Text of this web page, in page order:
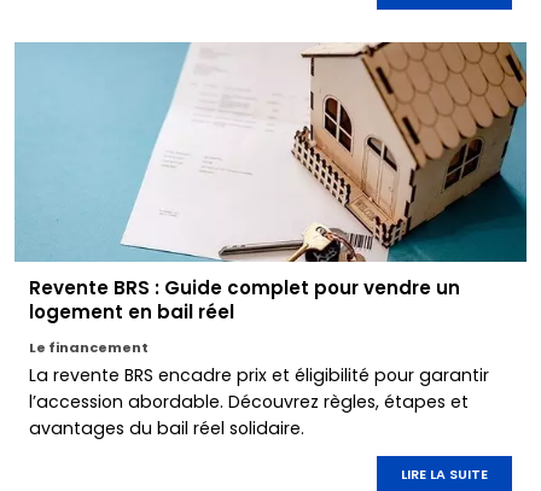
Revente BRS : Guide complet pour vendre un
logement en bail réel
Le financement
La revente BRS encadre prix et éligibilité pour garantir
l’accession abordable. Découvrez règles, étapes et
avantages du bail réel solidaire.
LIRE LA SUITE